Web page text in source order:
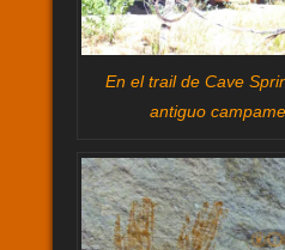
En el trail de Cave
antiguo